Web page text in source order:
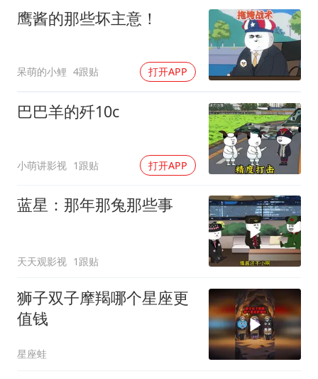
鹰酱的那些坏主意！
呆萌的小鲤 4跟贴 打开APP
巴巴羊的歼10c
小萌讲影视 1跟贴 打开APP
蓝星：那年那兔那些事
天天观影视 1跟贴
狮子双子摩羯哪个星座更
值钱
星座蛙